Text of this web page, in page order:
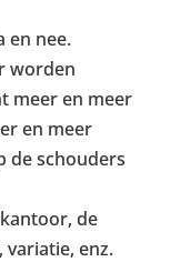
en nee.
worden
meer en meer
en meer
de schouders
de
variatie, enz.